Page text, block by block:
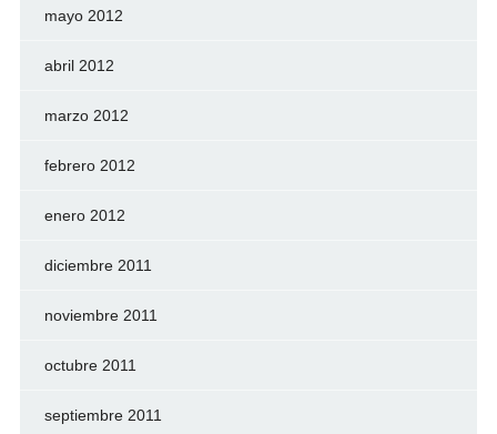
mayo 2012
abril 2012
marzo 2012
febrero 2012
enero 2012
diciembre 2011
noviembre 2011
octubre 2011
septiembre 2011